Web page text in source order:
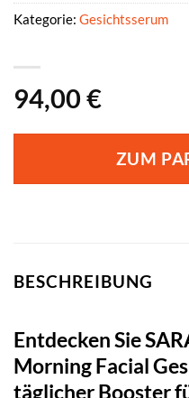
94,00 €
ZUM
Kategorie: Gesichtsserum
BESCHREIBUNG
Entdecken Sie
Morning Facial
täglicher Booster